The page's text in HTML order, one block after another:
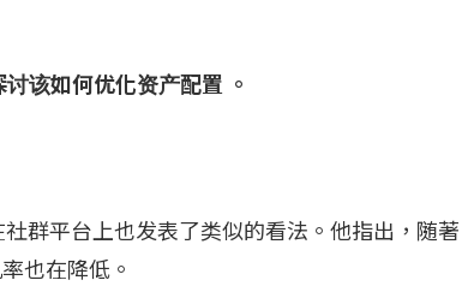
该如何优化资产配置 。
群平台上也发表了类似的看法。他指出，随著
也在降低。